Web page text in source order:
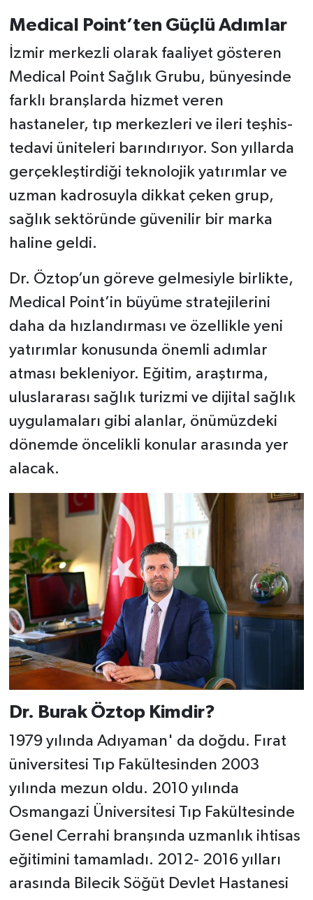
Medical Point’ten Güçlü Adımlar
İzmir merkezli olarak faaliyet gösteren
Medical Point Sağlık Grubu, bünyesinde
farklı branşlarda hizmet veren
hastaneler, tıp merkezleri ve ileri teşhis-
tedavi üniteleri barındırıyor. Son yıllarda
gerçekleştirdiği teknolojik yatırımlar ve
uzman kadrosuyla dikkat çeken grup,
sağlık sektöründe güvenilir bir marka
haline geldi.
Dr. Öztop’un göreve gelmesiyle birlikte,
Medical Point’in büyüme stratejilerini
daha da hızlandırması ve özellikle yeni
yatırımlar konusunda önemli adımlar
atması bekleniyor. Eğitim, araştırma,
uluslararası sağlık turizmi ve dijital sağlık
uygulamaları gibi alanlar, önümüzdeki
dönemde öncelikli konular arasında yer
alacak.
Dr. Burak Öztop Kimdir?
1979 yılında Adıyaman' da doğdu. Fırat
üniversitesi Tıp Fakültesinden 2003
yılında mezun oldu. 2010 yılında
Osmangazi Üniversitesi Tıp Fakültesinde
Genel Cerrahi branşında uzmanlık ihtisas
eğitimini tamamladı. 2012- 2016 yılları
arasında Bilecik Söğüt Devlet Hastanesi